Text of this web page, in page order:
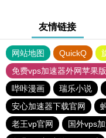
友情链接
网站地图 QuickQ
免费vps加速器外网苹果版
哔咔漫画
瑞乐小说
安心加速器下载官网
老王vp官网
国外vps